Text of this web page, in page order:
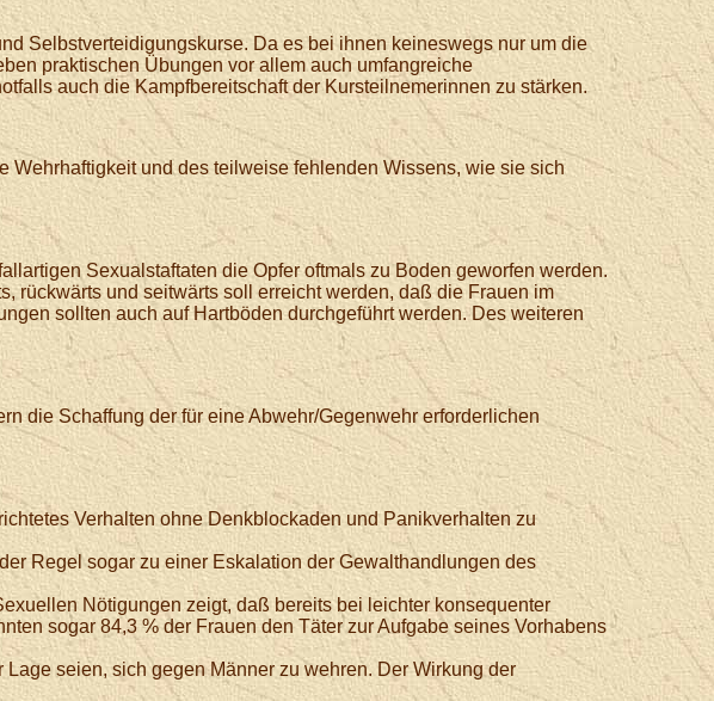
Selbstverteidigungskurse. Da es bei ihnen keineswegs nur um die
praktischen Übungen vor allem auch umfangreiche
auch die Kampfbereitschaft der Kursteilnemerinnen zu stärken.
und des teilweise fehlenden Wissens, wie sie sich
Sexualstaftaten die Opfer oftmals zu Boden geworfen werden.
rückwärts und seitwärts soll erreicht werden, daß die Frauen im
sollten auch auf Hartböden durchgeführt werden. Des weiteren
die Schaffung der für eine Abwehr/Gegenwehr erforderlichen
Verhalten ohne Denkblockaden und Panikverhalten zu
Regel sogar zu einer Eskalation der Gewalthandlungen des
Nötigungen zeigt, daß bereits bei leichter konsequenter
sogar 84,3 % der Frauen den Täter zur Aufgabe seines Vorhabens
seien, sich gegen Männer zu wehren. Der Wirkung der